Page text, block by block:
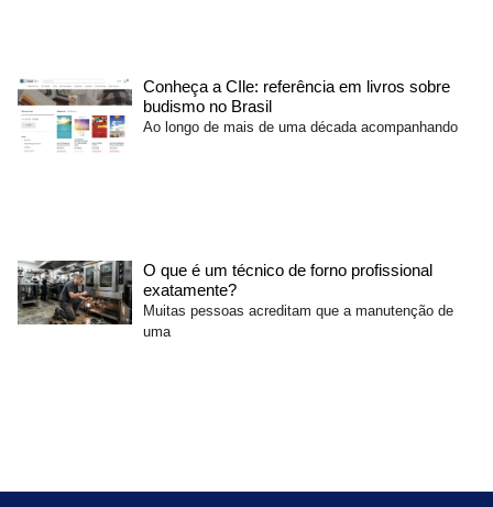
Conheça a CIle: referência em livros sobre
budismo no Brasil
Ao longo de mais de uma década acompanhando
O que é um técnico de forno profissional
exatamente?
Muitas pessoas acreditam que a manutenção de
uma